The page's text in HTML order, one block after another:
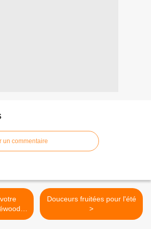
un commentaire
longue
Douceurs fruitées pour l'été
>